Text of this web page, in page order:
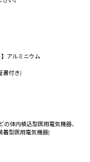
アルミニウム
書付き)
の体内植込型医用電気機器、
着型医用電気機器)